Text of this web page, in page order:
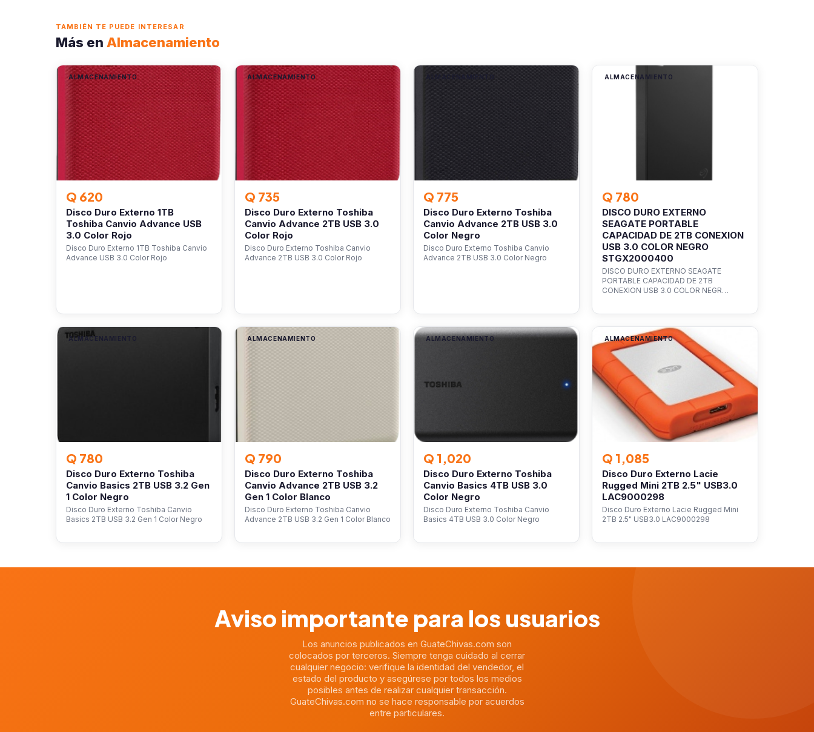
TAMBIÉN TE PUEDE INTERESAR
Más en Almacenamiento
ALMACENAMIENTO
Q 620
Disco Duro Externo 1TB
Toshiba Canvio Advance USB
3.0 Color Rojo
Disco Duro Externo 1TB Toshiba Canvio
Advance USB 3.0 Color Rojo
ALMACENAMIENTO
Q 735
Disco Duro Externo Toshiba
Canvio Advance 2TB USB 3.0
Color Rojo
Disco Duro Externo Toshiba Canvio
Advance 2TB USB 3.0 Color Rojo
ALMACENAMIENTO
Q 775
Disco Duro Externo Toshiba
Canvio Advance 2TB USB 3.0
Color Negro
Disco Duro Externo Toshiba Canvio
Advance 2TB USB 3.0 Color Negro
ALMACENAMIENTO
Q 780
DISCO DURO EXTERNO
SEAGATE PORTABLE
CAPACIDAD DE 2TB CONEXION
USB 3.0 COLOR NEGRO
STGX2000400
DISCO DURO EXTERNO SEAGATE
PORTABLE CAPACIDAD DE 2TB
CONEXION USB 3.0 COLOR NEGR…
ALMACENAMIENTO
Q 780
Disco Duro Externo Toshiba
Canvio Basics 2TB USB 3.2 Gen
1 Color Negro
Disco Duro Externo Toshiba Canvio
Basics 2TB USB 3.2 Gen 1 Color Negro
ALMACENAMIENTO
Q 790
Disco Duro Externo Toshiba
Canvio Advance 2TB USB 3.2
Gen 1 Color Blanco
Disco Duro Externo Toshiba Canvio
Advance 2TB USB 3.2 Gen 1 Color Blanco
ALMACENAMIENTO
Q 1,020
Disco Duro Externo Toshiba
Canvio Basics 4TB USB 3.0
Color Negro
Disco Duro Externo Toshiba Canvio
Basics 4TB USB 3.0 Color Negro
ALMACENAMIENTO
Q 1,085
Disco Duro Externo Lacie
Rugged Mini 2TB 2.5" USB3.0
LAC9000298
Disco Duro Externo Lacie Rugged Mini
2TB 2.5" USB3.0 LAC9000298
Aviso importante para los usuarios
Los anuncios publicados en GuateChivas.com son
colocados por terceros. Siempre tenga cuidado al cerrar
cualquier negocio: verifique la identidad del vendedor, el
estado del producto y asegúrese por todos los medios
posibles antes de realizar cualquier transacción.
GuateChivas.com no se hace responsable por acuerdos
entre particulares.